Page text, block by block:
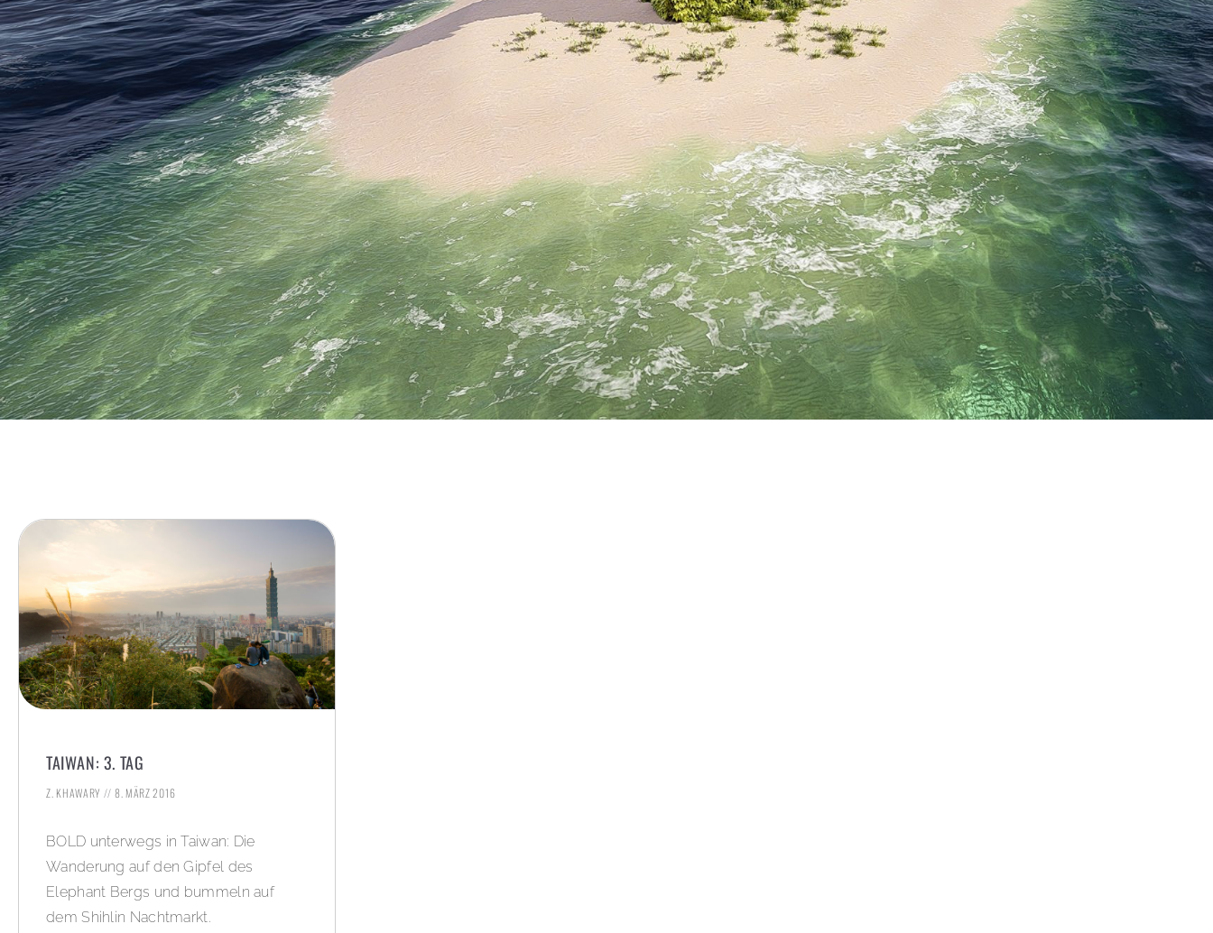
TAIWAN: 3. TAG
Z. KHAWARY 8. MÄRZ 2016
BOLD unterwegs in Taiwan: Die
Wanderung auf den Gipfel des
Elephant Bergs und bummeln auf
dem Shihlin Nachtmarkt.